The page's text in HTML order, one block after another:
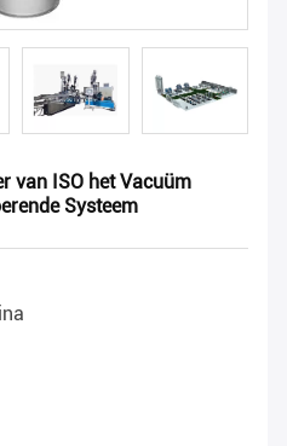
van ISO het Vacuüm
Systeem